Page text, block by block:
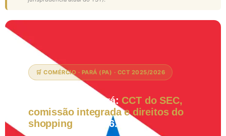
🛒 COMÉRCIO · PARÁ (PA) · CCT 2025/2026
Comércio em Pará: CCT do SEC,
comissão integrada e direitos do
shopping em 2026.